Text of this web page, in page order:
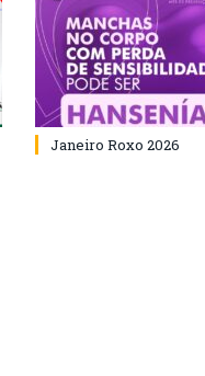
Janeiro Roxo 2026